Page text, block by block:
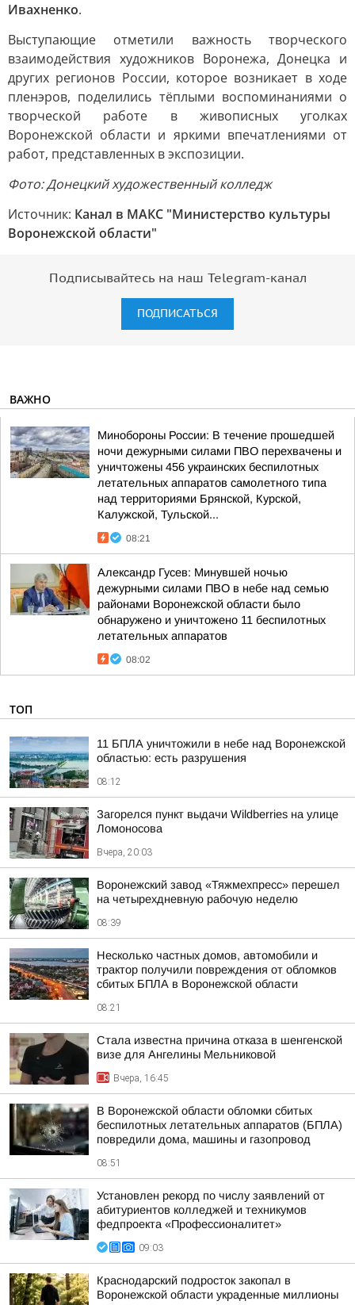
Ивахненко.
Выступающие отметили важность творческого
взаимодействия художников Воронежа, Донецка и
других регионов России, которое возникает в ходе
пленэров, поделились тёплыми воспоминаниями о
творческой работе в живописных уголках
Воронежской области и яркими впечатлениями от
работ, представленных в экспозиции.
Фото: Донецкий художественный колледж
Источник: Канал в МАКС "Министерство культуры
Воронежской области"
Подписывайтесь на наш Telegram-канал
ПОДПИСАТЬСЯ
ВАЖНО
Минобороны России: В течение прошедшей
ночи дежурными силами ПВО перехвачены и
уничтожены 456 украинских беспилотных
летательных аппаратов самолетного типа
над территориями Брянской, Курской,
Калужской, Тульской...
08:21
Александр Гусев: Минувшей ночью
дежурными силами ПВО в небе над семью
районами Воронежской области было
обнаружено и уничтожено 11 беспилотных
летательных аппаратов
08:02
ТОП
11 БПЛА уничтожили в небе над Воронежской
областью: есть разрушения
08:12
Загорелся пункт выдачи Wildberries на улице
Ломоносова
Вчера, 20:03
Воронежский завод «Тяжмехпресс» перешел
на четырехдневную рабочую неделю
08:39
Несколько частных домов, автомобили и
трактор получили повреждения от обломков
сбитых БПЛА в Воронежской области
08:21
Стала известна причина отказа в шенгенской
визе для Ангелины Мельниковой
Вчера, 16:45
В Воронежской области обломки сбитых
беспилотных летательных аппаратов (БПЛА)
повредили дома, машины и газопровод
08:51
Установлен рекорд по числу заявлений от
абитуриентов колледжей и техникумов
федпроекта «Профессионалитет»
09:03
Краснодарский подросток закопал в
Воронежской области украденные миллионы